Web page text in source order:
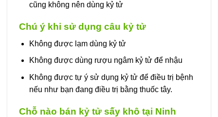
cũng không nên dùng kỷ tử
Chú ý khi sử dụng câu kỷ tử
Không được lạm dùng kỷ tử
Không được dùng rượu ngâm kỷ tử để nhậu
Không được tự ý sử dụng kỷ tử để điều trị bệnh
nếu như bạn đang điều trị bằng thuốc tây.
Chỗ nào bán kỷ tử sấy khô tại Ninh